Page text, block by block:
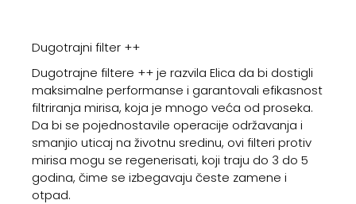
Dugotrajni filter ++
Dugotrajne filtere ++ je razvila Elica da bi dostigli
maksimalne performanse i garantovali efikasnost
filtriranja mirisa, koja je mnogo veća od proseka.
Da bi se pojednostavile operacije održavanja i
smanjio uticaj na životnu sredinu, ovi filteri protiv
mirisa mogu se regenerisati, koji traju do 3 do 5
godina, čime se izbegavaju česte zamene i
otpad.